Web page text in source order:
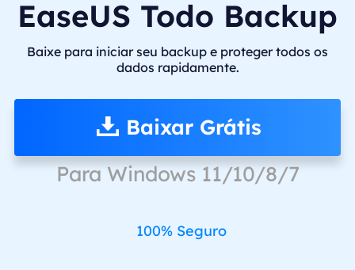
EaseUS Todo Backup
Baixe para iniciar seu backup e proteger todos os
dados rapidamente.
Baixar Grátis
Para Windows 11/10/8/7
100% Seguro